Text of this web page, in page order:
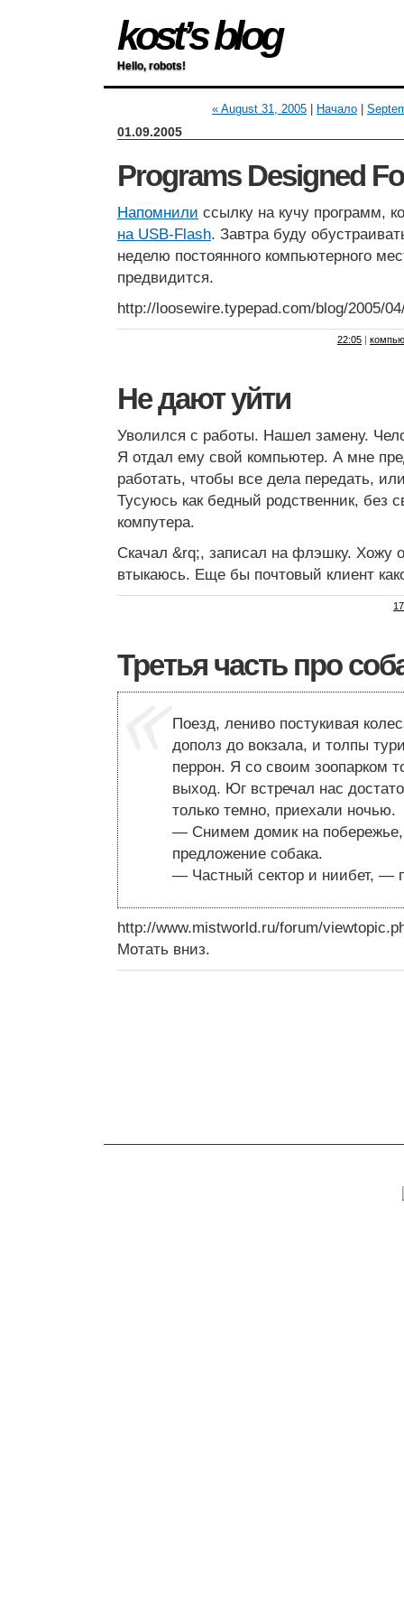
kost’s blog
Hello, robots!
« August 31, 2005 Начало
01.09.2005
Programs Designed
Напомнили ссылку на кучу программ,
на USB-Flash. Завтра буду
неделю постоянного компьютерного
предвидится.
http://loosewire.typepad.com/blog/2005/
22:05 |
Не дают уйти
Уволился с работы. Нашел замену.
Я отдал ему свой компьютер. А мне
работать, чтобы все дела передать,
Тусуюсь как бедный родственник, без
компутера.
Скачал &rq;, записал на флэшку. Хожу
втыкаюсь. Еще бы почтовый клиент
Третья часть про
Поезд, лениво постукивая
дополз до вокзала, и толпы
перрон. Я со своим зоопарком
выход. Юг встречал нас
только темно, приехали ночью.
— Снимем домик на
предложение собака.
— Частный сектор и ниибет, —
http://www.mistworld.ru/forum/
Мотать вниз.